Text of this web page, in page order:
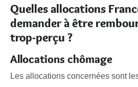
Quelles allocations
demander à être
trop-perçu ?
Allocations chômage
Les allocations concernées sont